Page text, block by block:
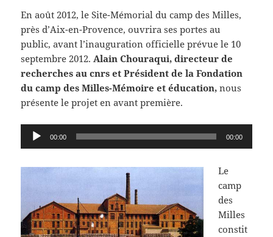
En août 2012, le Site-Mémorial du camp des Milles,
près d’Aix-en-Provence, ouvrira ses portes au
public, avant l’inauguration officielle prévue le 10
septembre 2012.Alain Chouraqui, directeur de
recherches au cnrs et Président de la Fondation
du camp des Milles-Mémoire et éducation, nous
présente le projet en avant première.
Lecteur
audio
00:00 00:00
Le
camp
des
Milles
constit